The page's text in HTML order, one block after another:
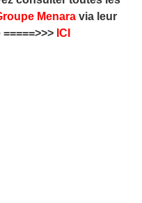
Menara via leur
ICI